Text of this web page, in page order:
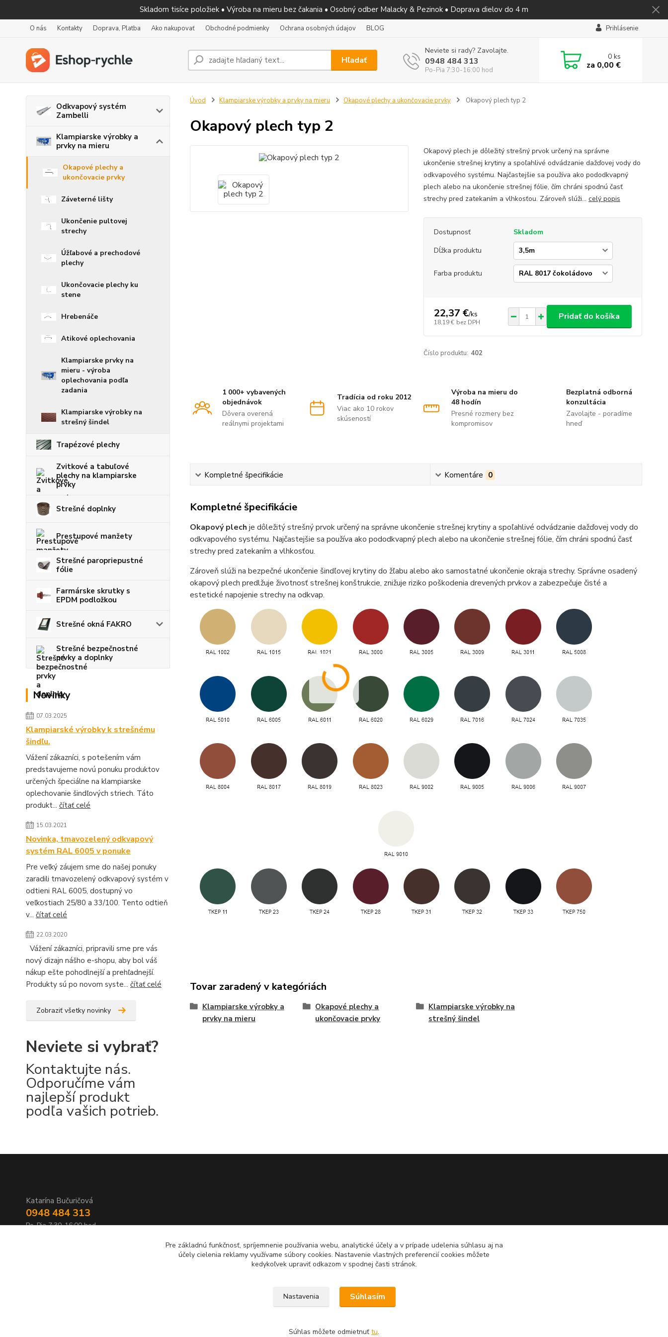
Skladom tisíce položiek • Výroba na mieru bez čakania • Osobný odber Malacky & Pezinok • Doprava dielov do 4 m
O nás Kontakty Doprava, Platba Ako nakupovať Obchodné podmienky Ochrana osobných údajov BLOG Prihlásenie
Hľadať
Neviete si rady? Zavolajte.
0948 484 313
Po-Pia 7:30-16:00 hod
0ks
za 0,00 €
Odkvapový systém
Zambelli
Klampiarske výrobky a
prvky na mieru
Okapové plechy a
ukončovacie prvky
Záveterné lišty
Ukončenie pultovej
strechy
Úžľabové a prechodové
plechy
Ukončovacie plechy ku
stene
Hrebenáče
Atikové oplechovania
Klampiarske prvky na
mieru - výroba
oplechovania podľa
zadania
Klampiarske výrobky na
strešný šindel
Trapézové plechy
Zvitkové a tabuľové
plechy na klampiarske
prvky
Strešné doplnky
Prestupové manžety
Strešné paropriepustné
fólie
Farmárske skrutky s
EPDM podložkou
Strešné okná FAKRO
Strešné bezpečnostné
prvky a doplnky
Novinky
07.03.2025
Klampiarské výrobky k strešnému
šindľu.
Vážení zákazníci, s potešením vám
predstavujeme novú ponuku produktov
určených špeciálne na klampiarske
oplechovanie šindľových striech. Táto
produkt... čítať celé
15.03.2021
Novinka, tmavozelený odkvapový
systém RAL 6005 v ponuke
Pre veľký záujem sme do našej ponuky
zaradili tmavozelený odkvapový systém v
odtieni RAL 6005, dostupný vo
veľkostiach 25/80 a 33/100. Tento odtieň
v... čítať celé
22.03.2020
Vážení zákazníci, pripravili sme pre vás
nový dizajn nášho e-shopu, aby bol váš
nákup ešte pohodlnejší a prehľadnejší.
Produkty sú po novom syste... čítať celé
Zobraziť všetky novinky
Neviete si vybrať?
Kontaktujte nás.
Odporučíme vám
najlepší produkt
podľa vašich potrieb.
Úvod Klampiarske výrobky a prvky na mieru Okapové plechy a ukončovacie prvky Okapový plech typ 2
Okapový plech typ 2
Okapový plech je dôležitý strešný prvok určený na správne
ukončenie strešnej krytiny a spoľahlivé odvádzanie dažďovej vody do
odkvapového systému. Najčastejšie sa používa ako pododkvapný
plech alebo na ukončenie strešnej fólie, čím chráni spodnú časť
strechy pred zatekaním a vlhkosťou. Zároveň slúži... celý popis
Dostupnosť
Skladom
Dĺžka produktu
Farba produktu
22,37 €/ks
18,19 € bez DPH
Pridať do košíka
Číslo produktu: 402
1 000+ vybavených
objednávok
Dôvera overená
reálnymi projektami
Tradícia od roku 2012
Viac ako 10 rokov
skúseností
Výroba na mieru do
48 hodín
Presné rozmery bez
kompromisov
Bezplatná odborná
konzultácia
Zavolajte - poradíme
hneď
Kompletné špecifikácie Komentáre 0
Kompletné špecifikácie
Okapový plech je dôležitý strešný prvok určený na správne ukončenie strešnej krytiny a spoľahlivé odvádzanie dažďovej vody do
odkvapového systému. Najčastejšie sa používa ako pododkvapný plech alebo na ukončenie strešnej fólie, čím chráni spodnú časť
strechy pred zatekaním a vlhkosťou.
Zároveň slúži na bezpečné ukončenie šindľovej krytiny do žľabu alebo ako samostatné ukončenie okraja strechy. Správne osadený
okapový plech predlžuje životnosť strešnej konštrukcie, znižuje riziko poškodenia drevených prvkov a zabezpečuje čisté a
estetické napojenie strechy na odkvap.
Tovar zaradený v kategóriách
Klampiarske výrobky a
prvky na mieru
Okapové plechy a
ukončovacie prvky
Klampiarske výrobky na
strešný šindel
Katarína Bučuričová
0948 484 313
Po-Pia 7:30-16:00 hod
Pre základnú funkčnosť, spríjemnenie používania webu, analytické účely a v prípade udelenia súhlasu aj na
účely cielenia reklamy využívame súbory cookies. Nastavenie vlastných preferencií cookies môžete
kedykoľvek upraviť odkazom v spodnej časti stránok.
Nastavenia Súhlasím
Súhlas môžete odmietnuť tu.